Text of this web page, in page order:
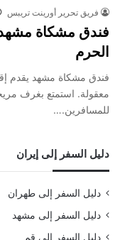
فريق تحرير أورينت تريبس
فندق مشكاة
الحرم
فندق مشكاة مشهد يقدم
معقولة. استمتع بغرف
للمسافرين.…
دليل السفر إلى إيران
دليل السفر إلى طهران
دليل السفر إلى مشهد
دليل السفر إلى قم